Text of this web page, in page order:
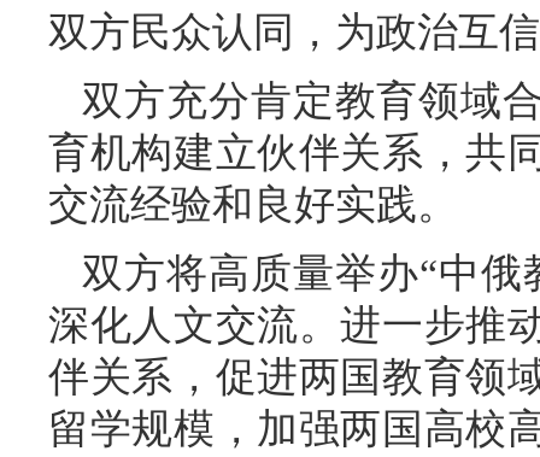
双方民众认同，为政治互
双方充分肯定教育领域
育机构建立伙伴关系，共
交流经验和良好实践。
双方将高质量举办“中
深化人文交流。进一步推
伴关系，促进两国教育领
留学规模，加强两国高校